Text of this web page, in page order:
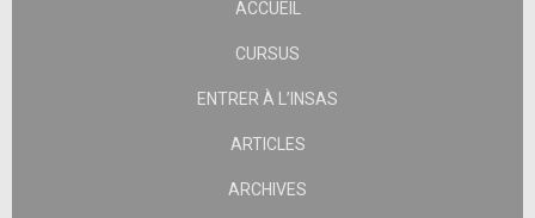
ACCUEIL
CURSUS
ENTRER À L’INSAS
ARTICLES
ARCHIVES